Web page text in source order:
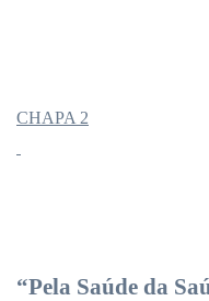
CHAPA 2
“Pela Saúde da